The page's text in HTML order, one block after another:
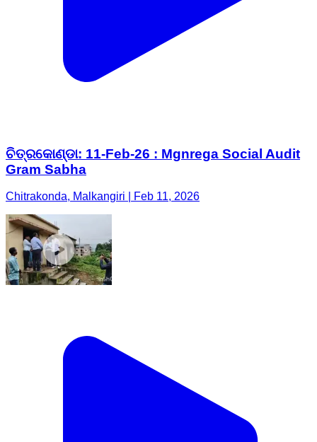
ଚିତ୍ରକୋଣ୍ଡା: 11-Feb-26 : Mgnrega Social Audit
Gram Sabha
Chitrakonda, Malkangiri | Feb 11, 2026